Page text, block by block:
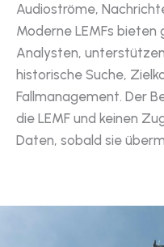
Audioströme,
Moderne LEMFs
Analysten,
historische Suche,
Fallmanagement. Der
die LEMF und keinen
Daten, sobald sie